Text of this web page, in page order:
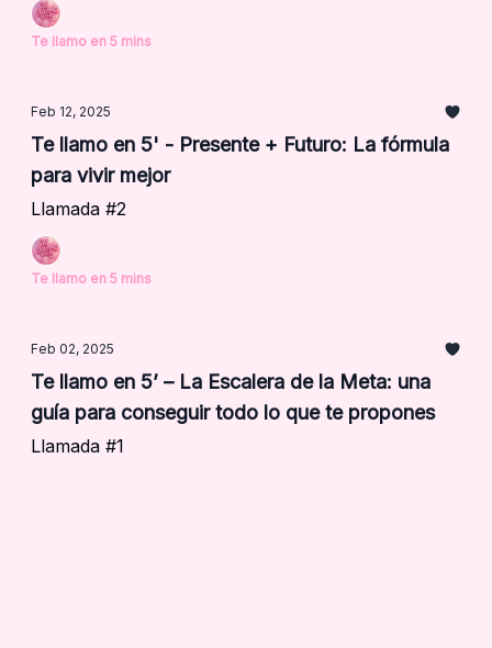
Te llamo en 5 mins
Feb 12, 2025
Te llamo en 5' - Presente + Futuro: La fórmula
para vivir mejor
Llamada #2
Te llamo en 5 mins
Feb 02, 2025
Te llamo en 5’ – La Escalera de la Meta: una
guía para conseguir todo lo que te propones
Llamada #1